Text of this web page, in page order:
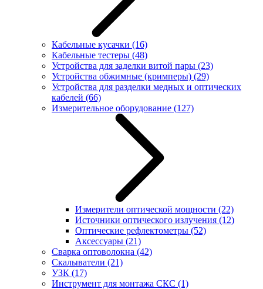
Кабельные кусачки (16)
Кабельные тестеры (48)
Устройства для заделки витой пары (23)
Устройства обжимные (кримперы) (29)
Устройства для разделки медных и оптических
кабелей (66)
Измерительное оборудование (127)
Измерители оптической мощности (22)
Источники оптического излучения (12)
Оптические рефлектометры (52)
Аксессуары (21)
Сварка оптоволокна (42)
Скалыватели (21)
УЗК (17)
Инструмент для монтажа СКС (1)